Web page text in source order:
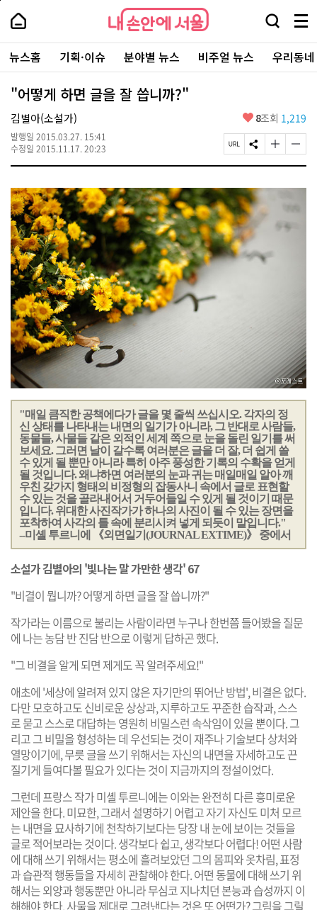
본
로
가
내
손
안
에
서
울
-
서
울
시
대
표
소
포
털
내
손
에
울
검
창
열
기
메
뉴
전
체
보
주
요
서
뉴스홈 기획·이슈 분야별 뉴스 비주얼 뉴스 우리동
"어떻게 하면 글을 잘 씁니까?"
김별아(소설가)
발행일 2015.03.27. 15:41
수정일 2015.11.17. 20:23
좋
요
8조회 1,219
페
이
U
R
L
복
사
S
N
공
유
하
기
글
자
기
변
경
글
자
기
게
"매일 큼직한 공책에다가 글을 몇 줄씩 쓰십시오. 각자의 정
신 상태를 나타내는 내면의 일기가 아니라, 그 반대로 사람들,
동물들, 사물들 같은 외적인 세계 쪽으로 눈을 돌린 일기를 써
보세요. 그러면 날이 갈수록 여러분은 글을 더 잘, 더 쉽게 쓸
수 있게 될 뿐만 아니라 특히 아주 풍성한 기록의 수확을 얻게
될 것입니다. 왜냐하면 여러분의 눈과 귀는 매일매일 알아 깨
우친 갖가지 형태의 비정형의 잡동사니 속에서 글로 표현할
수 있는 것을 골라내어서 거두어들일 수 있게 될 것이기 때문
입니다. 위대한 사진작가가 하나의 사진이 될 수 있는 장면을
포착하여 사각의 틀 속에 분리시켜 넣게 되듯이 말입니다."
--미셸 투르니에 《외면일기(JOURNAL EXTIME)》 중에서
소설가 김별아의 '빛나는 말 가만한 생각' 67
"비결이 뭡니까? 어떻게 하면 글을 잘 씁니까?"
작가라는 이름으로 불리는 사람이라면 누구나 한번쯤 들어봤을 질문
에 나는 농담 반 진담 반으로 이렇게 답하곤 했다.
"그 비결을 알게 되면 제게도 꼭 알려주세요!"
애초에 '세상에 알려져 있지 않은 자기만의 뛰어난 방법', 비결은 없다.
다만 모호하고도 신비로운 상상과, 지루하고도 꾸준한 습작과, 스스
로 묻고 스스로 대답하는 영원히 비밀스런 속삭임이 있을 뿐이다. 그
리고 그 비밀을 형성하는 데 우선되는 것이 재주나 기술보다 상처와
열망이기에, 무릇 글을 쓰기 위해서는 자신의 내면을 자세하고도 끈
질기게 들여다볼 필요가 있다는 것이 지금까지의 정설이었다.
그런데 프랑스 작가 미셸 투르니에는 이와는 완전히 다른 흥미로운
제안을 한다. 미묘한, 그래서 설명하기 어렵고 자기 자신도 미처 모르
는 내면을 묘사하기에 천착하기보다는 당장 내 눈에 보이는 것들을
글로 적어보라는 것이다. 생각보다 쉽고, 생각보다 어렵다! 어떤 사람
에 대해 쓰기 위해서는 평소에 흘려보았던 그의 몸피와 옷차림, 표정
과 습관적 행동들을 자세히 관찰해야 한다. 어떤 동물에 대해 쓰기 위
해서는 외양과 행동뿐만 아니라 무심코 지나치던 본능과 습성까지 이
해해야 한다. 사물을 제대로 그려낸다는 것은 또 어떤가? 그림을 그릴
페
상
단
로